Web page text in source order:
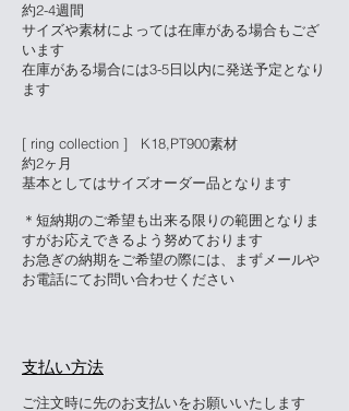
約2-4週間
サイズや素材によっては在庫がある場合もござ
います
在庫がある場合には3-5日以内に発送予定となり
ます
[ ring collection ] K18,PT900素材
約2ヶ月
基本としてはサイズオーダー品となります
＊短納期のご希望も出来る限りの範囲となりま
すがお応えできるよう努めております
お急ぎの納期をご希望の際には、まずメールや
お電話にてお問い合わせください
支払い方法​
ご注文時に先のお支払いをお願いいたします